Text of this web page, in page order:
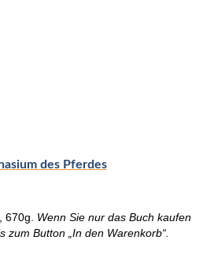
des Pferdes
670g. Wenn Sie nur das Buch kaufen
Button „In den Warenkorb“.